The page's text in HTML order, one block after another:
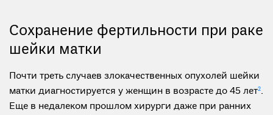
Сохранение фертильности при раке
шейки матки
Почти треть случаев злокачественных опухолей шейки
матки диагностируется у женщин в возрасте до 45 лет2.
Еще в недалеком прошлом хирурги даже при ранних